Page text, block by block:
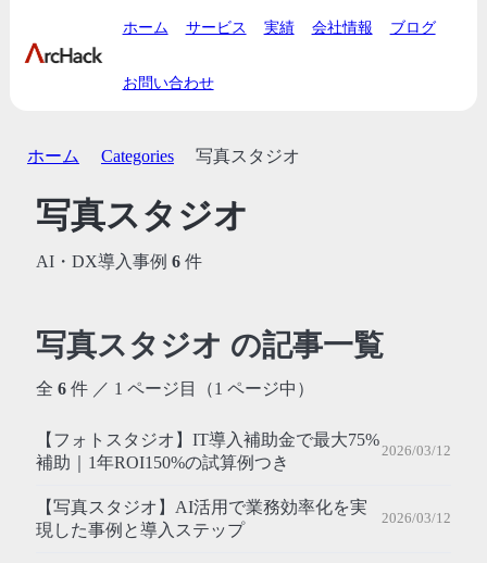
ホーム サービス 実績 会社情報 ブログ
お問い合わせ
ホーム Categories 写真スタジオ
写真スタジオ
AI・DX導入事例 6件
写真スタジオ の記事一覧
全 6件 ／ 1 ページ目（1 ページ中）
【フォトスタジオ】IT導入補助金で最大75%
補助｜1年ROI150%の試算例つき
2026/03/12
【写真スタジオ】AI活用で業務効率化を実
現した事例と導入ステップ
2026/03/12